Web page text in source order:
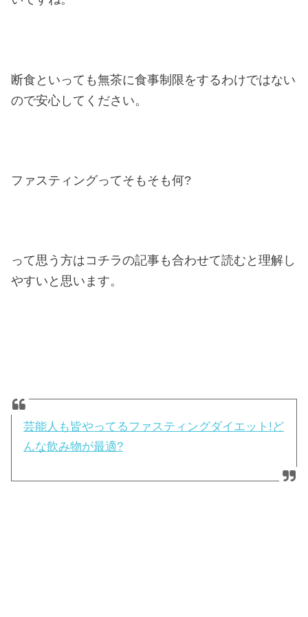
断食といっても無茶に食事制限をするわけではない
ので安心してください。
ファスティングってそもそも何?
って思う方はコチラの記事も合わせて読むと理解し
やすいと思います。
芸能人も皆やってるファスティングダイエット!ど
んな飲み物が最適?